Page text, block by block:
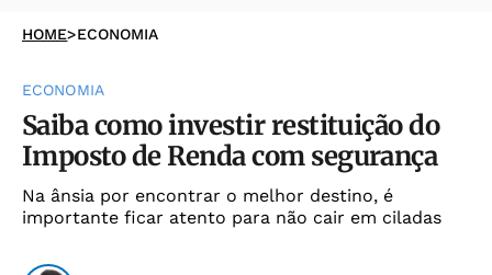
HOME>ECONOMIA
ECONOMIA
Saiba como investir restituição do
Imposto de Renda com segurança
Na ânsia por encontrar o melhor destino, é
importante ficar atento para não cair em ciladas